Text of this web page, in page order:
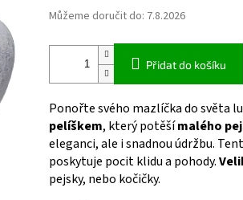
Můžeme doručit do: 7.8.2026
Přidat do košíku
Ponořte svého mazlíčka do světa
pelíškem, který potěšímalého
eleganci, ale i snadnou údržbu.
poskytuje pocit klidu a pohody.
pejsky, nebo kočičky.